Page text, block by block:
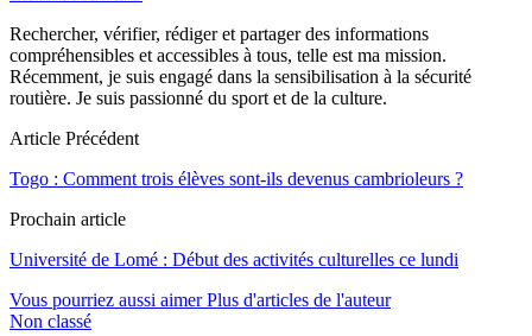
Rechercher, vérifier, rédiger et partager des informations
compréhensibles et accessibles à tous, telle est ma mission.
Récemment, je suis engagé dans la sensibilisation à la sécurité
routière. Je suis passionné du sport et de la culture.
Article Précédent
Togo : Comment trois élèves sont-ils devenus cambrioleurs ?
Prochain article
Université de Lomé : Début des activités culturelles ce lundi
Vous pourriez aussi aimer Plus d'articles de l'auteur
Non classé